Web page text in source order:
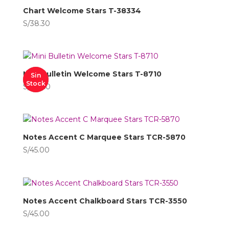
Chart Welcome Stars T-38334
S/38.30
Sin
Stock
Mini Bulletin Welcome Stars T-8710
S/98.60
Notes Accent C Marquee Stars TCR-5870
S/45.00
Notes Accent Chalkboard Stars TCR-3550
S/45.00